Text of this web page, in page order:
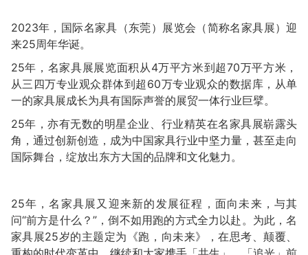
2023年，国际名家具（东莞）展览会（简称名家具展）迎
来25周年华诞。
25年，名家具展展览面积从4万平方米到超70万平方米，
从三四万专业观众群体到超60万专业观众的数据库，从单
一的家具展成长为具有国际声誉的展贸一体行业巨擘。
25年，亦有无数的明星企业、行业精英在名家具展崭露头
角，通过创新创造，成为中国家具行业中坚力量，甚至走向
国际舞台，绽放出东方大国的品牌和文化魅力。
25年，名家具展又迎来新的发展征程，面向未来，与其
问“前方是什么？”，倒不如用跑的方式全力以赴。为此，名
家具展25岁的主题定为《跑，向未来》，在思考、颠覆、